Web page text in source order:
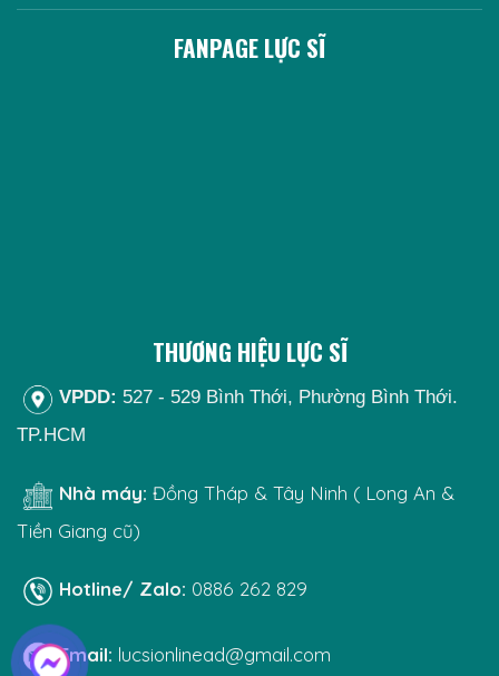
FANPAGE LỰC SĨ
THƯƠNG HIỆU LỰC SĨ
VPDD: 527 - 529 Bình Thới, Phường Bình Thới.
TP.HCM
Nhà máy: Đồng Tháp & Tây Ninh ( Long An &
Tiền Giang cũ)
Hotline/ Zalo: 0886 262 829
Email: lucsionlinead@gmail.com